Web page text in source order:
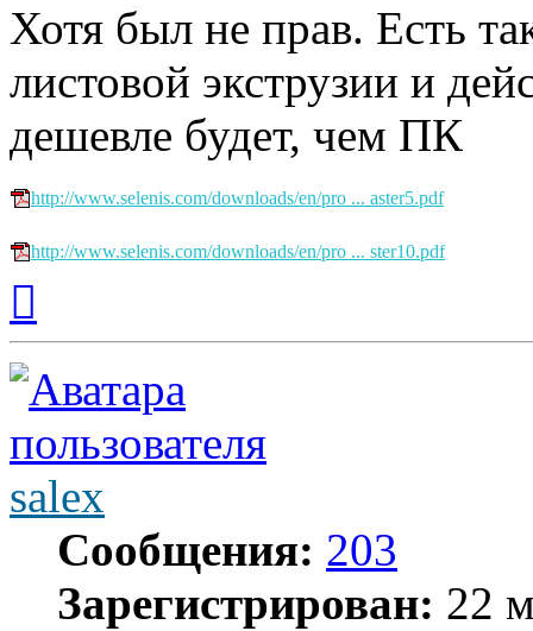
Хотя был не прав. Есть
листовой экструзии и
дешевле будет, чем ПК
http://www.selenis.com/downloads/en/pro ... aster5.pdf
http://www.selenis.com/downloads/en/pro ... ster10.pdf
началу
salex
Сообщения: 203
Зарегистрирован: 22